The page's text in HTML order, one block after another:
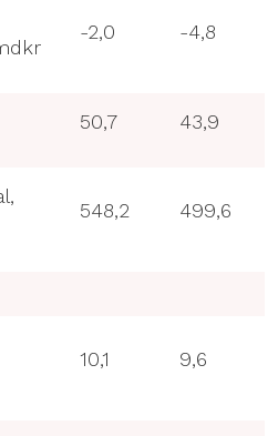
-2,0 -4,8
50,7 43,9
548,2 499,6
10,1 9,6